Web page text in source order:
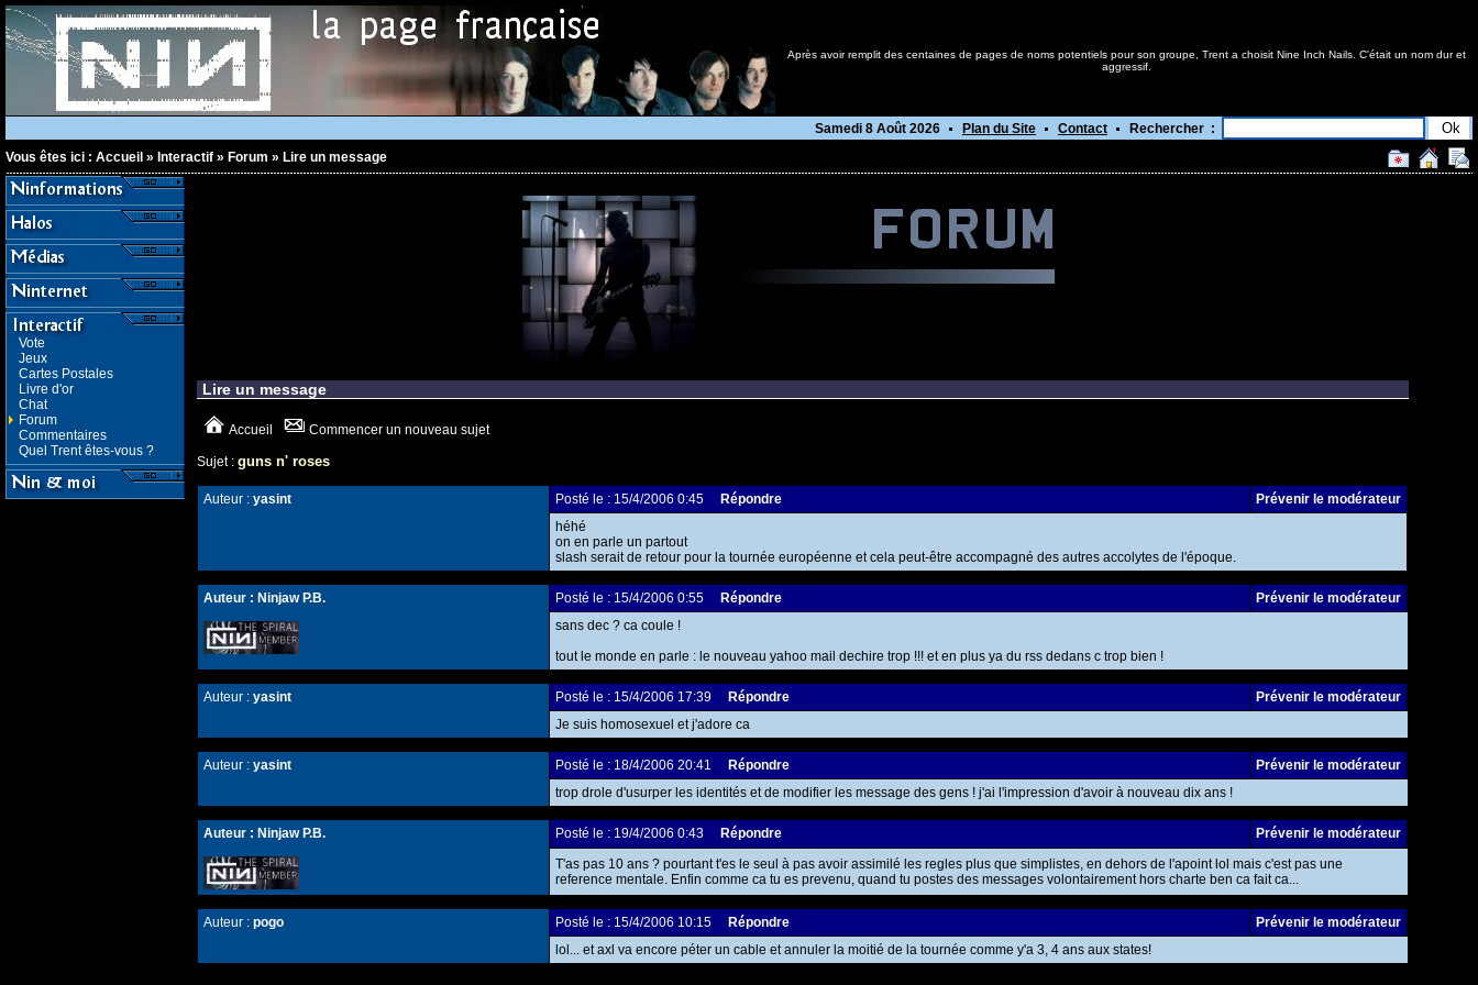
Après avoir remplit des centaines de pages de noms potentiels pour son groupe, Trent a choisit Nine Inch Nails. C'était un nom dur et
aggressif.
Samedi 8 Août 2026 Plan du Site Contact
Rechercher :
Vous êtes ici : Accueil » Interactif » Forum » Lire un message
Vote
Jeux
Cartes Postales
Livre d'or
Chat
Forum
Commentaires
Quel Trent êtes-vous ?
Lire un message
Accueil Commencer un nouveau sujet
Sujet : guns n' roses
Auteur : yasint Posté le : 15/4/2006 0:45 Répondre
Prévenir le modérateur
héhé
on en parle un partout
slash serait de retour pour la tournée européenne et cela peut-être accompagné des autres accolytes de l'époque.
Auteur : Ninjaw P.B. Posté le : 15/4/2006 0:55 Répondre
Prévenir le modérateur
sans dec ? ca coule !
tout le monde en parle : le nouveau yahoo mail dechire trop !!! et en plus ya du rss dedans c trop bien !
Auteur : yasint Posté le : 15/4/2006 17:39 Répondre
Prévenir le modérateur
Je suis homosexuel et j'adore ca
Auteur : yasint Posté le : 18/4/2006 20:41 Répondre
Prévenir le modérateur
trop drole d'usurper les identités et de modifier les message des gens ! j'ai l'impression d'avoir à nouveau dix ans !
Auteur : Ninjaw P.B. Posté le : 19/4/2006 0:43 Répondre
Prévenir le modérateur
T'as pas 10 ans ? pourtant t'es le seul à pas avoir assimilé les regles plus que simplistes, en dehors de l'apoint lol mais c'est pas une
reference mentale. Enfin comme ca tu es prevenu, quand tu postes des messages volontairement hors charte ben ca fait ca...
Auteur : pogo Posté le : 15/4/2006 10:15 Répondre
Prévenir le modérateur
lol... et axl va encore péter un cable et annuler la moitié de la tournée comme y'a 3, 4 ans aux states!